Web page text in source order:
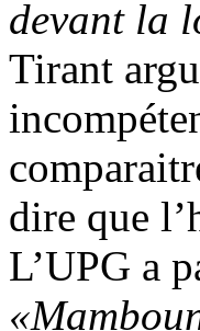
devant la
Tirant
dire que
L’UPG a